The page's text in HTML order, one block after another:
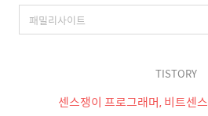
TISTORY
센스쟁이 프로그래머, 비트센스